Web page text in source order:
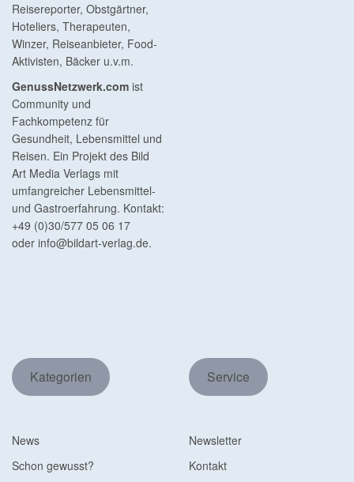
Reisereporter, Obstgärtner,
Hoteliers, Therapeuten,
Winzer, Reiseanbieter, Food-
Aktivisten, Bäcker u.v.m.
GenussNetzwerk.com ist
Community und
Fachkompetenz für
Gesundheit, Lebensmittel und
Reisen. Ein Projekt des Bild
Art Media Verlags mit
umfangreicher Lebensmittel-
und Gastroerfahrung. Kontakt:
+49 (0)30/577 05 06 17
oder info@bildart-verlag.de.
Kategorien
News
Schon gewusst?
Service
Newsletter
Kontakt